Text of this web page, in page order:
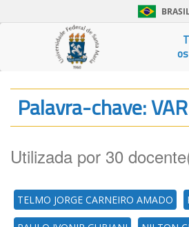
Palavra-chave:
Utilizada por 30
TELMO JORGE CARNEIRO AMADO